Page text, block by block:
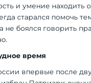
и умение находить
старался помочь
не боялся говорить
время
впервые после